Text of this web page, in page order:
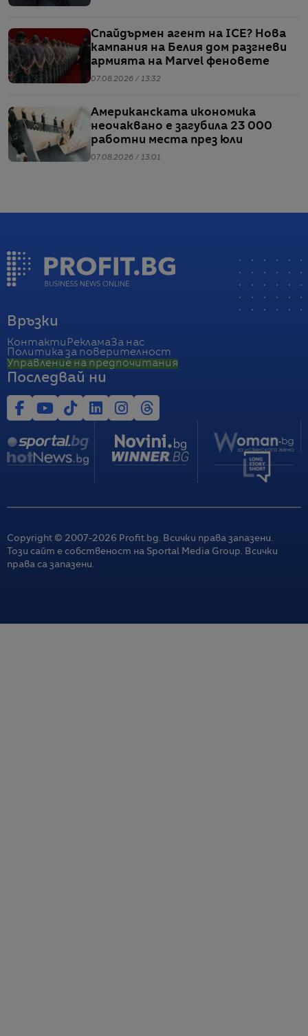
Спайдърмен агент на ICE? Нова
кампания на Белия дом разгневи
армията на Marvel феновете
07.08.2026 / 13:32
Американската икономика
неочаквано е загубила 23 000
работни места през юли
07.08.2026 / 13:01
Връзки
Контакти РекламаЗа нас
Политика за поверителност
Управление на предпочитания
Последвай ни
Copyright © 2007-2026 Profit.bg. Всички права запазени.
Този сайт е собственост на Sportal Media Group. Всички
права са запазени.